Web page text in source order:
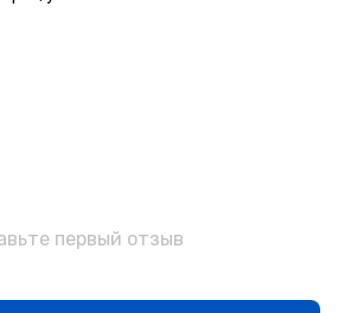
первый отзыв